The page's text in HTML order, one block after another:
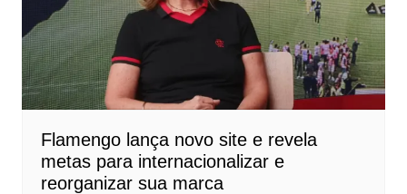
Flamengo lança novo site e revela
metas para internacionalizar e
reorganizar sua marca